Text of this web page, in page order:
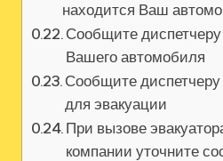
находится Ваш
Сообщите
Вашего автомобиля
Сообщите диспетчеру
для эвакуации
При вызове
компании уточните